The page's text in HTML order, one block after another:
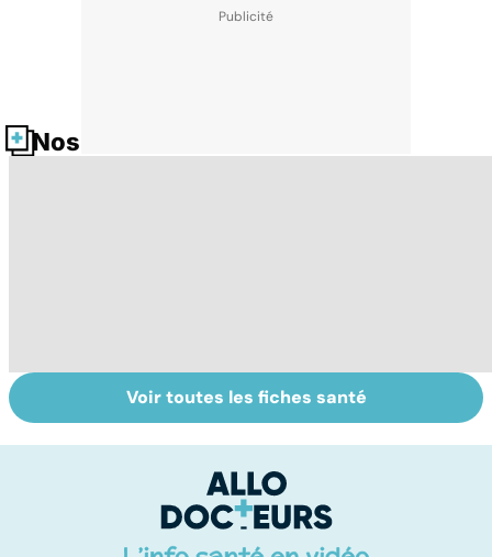
Nos fiches santé
Alimentation :
nos assiettes
Pesticides :
retour au bio ?
Voir toutes les fiches santé